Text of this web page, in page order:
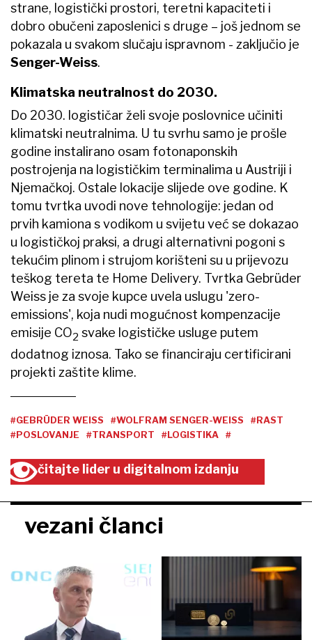
strane, logistički prostori, teretni kapaciteti i
dobro obučeni zaposlenici s druge – još jednom se
pokazala u svakom slučaju ispravnom - zaključio je
Senger-Weiss.
Klimatska neutralnost do 2030.
Do 2030. logističar želi svoje poslovnice učiniti
klimatski neutralnima. U tu svrhu samo je prošle
godine instalirano osam fotonaponskih
postrojenja na logističkim terminalima u Austriji i
Njemačkoj. Ostale lokacije slijede ove godine. K
tomu tvrtka uvodi nove tehnologije: jedan od
prvih kamiona s vodikom u svijetu već se dokazao
u logističkoj praksi, a drugi alternativni pogoni s
tekućim plinom i strujom korišteni su u prijevozu
teškog tereta te Home Delivery. Tvrtka Gebrüder
Weiss je za svoje kupce uvela uslugu 'zero-
emissions', koja nudi mogućnost kompenzacije
emisije CO2 svake logističke usluge putem
dodatnog iznosa. Tako se financiraju certificirani
projekti zaštite klime.
#GEBRÜDER WEISS #WOLFRAM SENGER-WEISS
#RAST
#POSLOVANJE
#TRANSPORT #LOGISTIKA #
čitajte lider u digitalnom izdanju
vezani članci